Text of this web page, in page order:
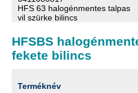
HFS 63 halogénmentes talpas
vil szürke bilincs
HFSBS
fekete bilincs
Terméknév